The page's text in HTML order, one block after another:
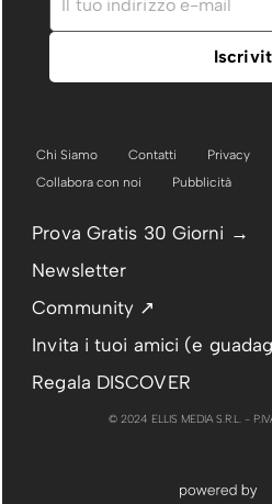
Chi Siamo Contatti Privacy
Collabora con noi
Pubblicità
Prova Gratis 30 Giorni →
Newsletter
Community ↗
Invita i tuoi amici (e
Regala DISCOVER
© 2024 ELLIS MEDIA S.R.L. -